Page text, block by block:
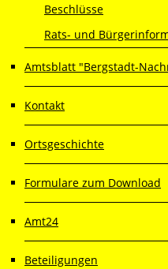
Beschlüsse
Rats- und
Amtsblatt "Bergstadt-
Kontakt
Ortsgeschichte
Formulare zum Download
Amt24
Beteiligungen